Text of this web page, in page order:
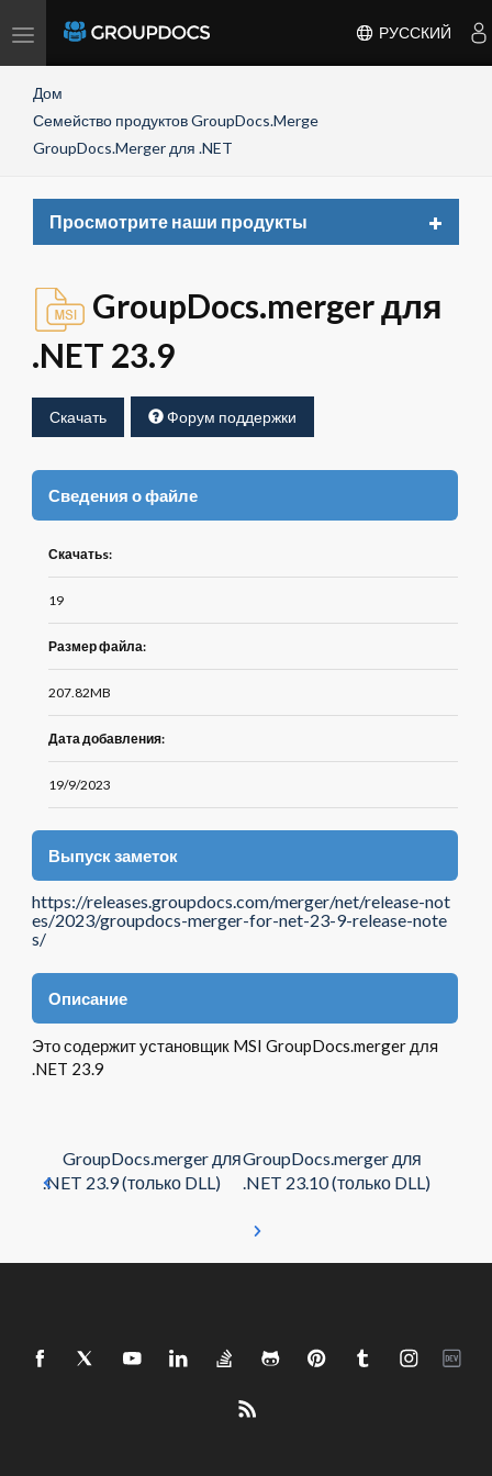
Toggle
РУССКИЙ
Дом
Семейство продуктов GroupDocs.Merge
GroupDocs.Merger для .NET
Просмотрите наши продукты
Toggle
GroupDocs.merger для
.NET 23.9
Скачать Форум поддержки
Сведения о файле
Скачатьs:
19
Размер файла:
207.82MB
Дата добавления:
19/9/2023
Выпуск заметок
https://releases.groupdocs.com/merger/net/release-not
es/2023/groupdocs-merger-for-net-23-9-release-note
s/
Описание
Это содержит установщик MSI GroupDocs.merger для
.NET 23.9
GroupDocs.merger для
.NET 23.9 (только DLL)
GroupDocs.merger для
.NET 23.10 (только DLL)